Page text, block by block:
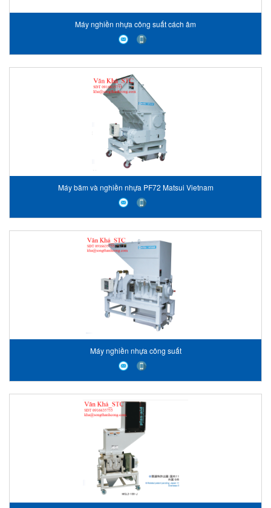
Máy nghiền nhựa công suất cách âm
Máy băm và nghiền nhựa PF72 Matsui Vietnam
Máy nghiền nhựa công suất